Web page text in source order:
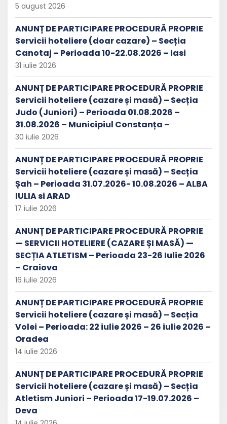
5 august 2026
ANUNȚ DE PARTICIPARE PROCEDURĂ PROPRIE
Servicii hoteliere (doar cazare) – Secția
Canotaj – Perioada 10-22.08.2026 – Iasi
31 iulie 2026
ANUNȚ DE PARTICIPARE PROCEDURĂ PROPRIE
Servicii hoteliere (cazare și masă) – Secția
Judo (Juniori) – Perioada 01.08.2026 –
31.08.2026 – Municipiul Constanța –
30 iulie 2026
ANUNȚ DE PARTICIPARE PROCEDURĂ PROPRIE
Servicii hoteliere (cazare și masă) – Secția
Șah – Perioada 31.07.2026- 10.08.2026 – ALBA
IULIA si ARAD
17 iulie 2026
ANUNȚ DE PARTICIPARE PROCEDURĂ PROPRIE
— SERVICII HOTELIERE (CAZARE ȘI MASĂ) —
SECȚIA ATLETISM – Perioada 23-26 Iulie 2026
– Craiova
16 iulie 2026
ANUNȚ DE PARTICIPARE PROCEDURĂ PROPRIE
Servicii hoteliere (cazare și masă) – Secția
Volei – Perioada: 22 iulie 2026 – 26 iulie 2026 –
Oradea
14 iulie 2026
ANUNȚ DE PARTICIPARE PROCEDURĂ PROPRIE
Servicii hoteliere (cazare și masă) – Secția
Atletism Juniori – Perioada 17-19.07.2026 –
Deva